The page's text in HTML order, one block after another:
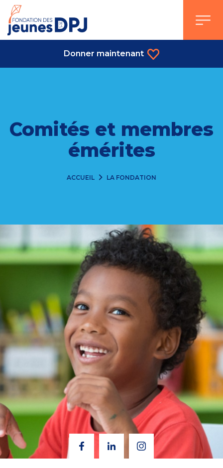
Skip
content
Donner maintenant
Comités et membres
émérites
ACCUEIL LA FONDATION